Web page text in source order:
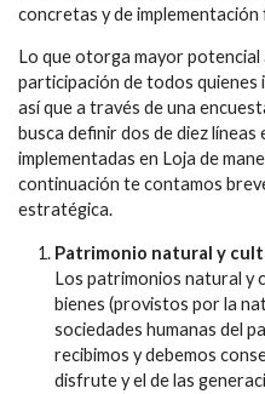
concretas y de implementación
Lo que otorga mayor potencial
participación de todos quienes
así que a través de una
busca definir dos de diez
implementadas en Loja de
continuación te contamos
estratégica.
Patrimonio natural y
Los patrimonios natural y
bienes (provistos por la
sociedades humanas del
recibimos y debemos
disfrute y el de las